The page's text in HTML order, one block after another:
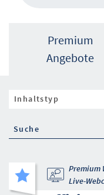
Premium
Angebote
Premium
Live-